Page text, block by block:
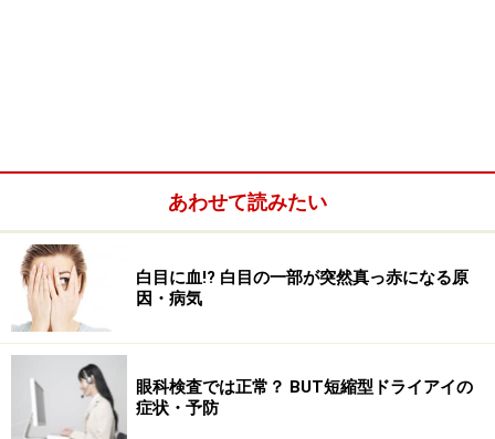
デスクライトの電球光が直接目にはいらないように
する
最後に今すぐ簡単なケアを試したい人にオススメの目の
ケア方法をご紹介します。
⇒今すぐ実践！ 目の潤いと癒し >>
あわせて読みたい
白目に血!? 白目の一部が突然真っ赤になる原
因・病気
眼科検査では正常？ BUT短縮型ドライアイの
症状・予防